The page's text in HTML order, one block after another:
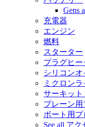
Gens
充電器
エンジン
燃料
スターター
プラグヒー
シリコンオ
ミクロン
サーキット
プレーン
ボート用
See all ア